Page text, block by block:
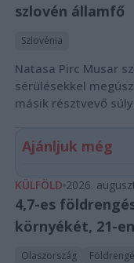
szlovén államfő
Szlovénia
Natasa Pirc Musar
sérülésekkel
másik résztvevő
Ajánljuk még
KÜLFÖLD 2026.
4,7-es
környékét, 21-
Olaszország